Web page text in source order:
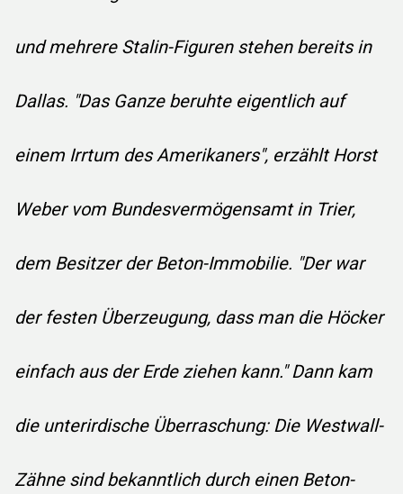
WEGEKREUZE
WESTWALL STORY
TOURISMUS
und mehrere Stalin-Figuren stehen bereits in
Dallas. "Das Ganze beruhte eigentlich auf
einem Irrtum des Amerikaners", erzählt Horst
Weber vom Bundesvermögensamt in Trier,
dem Besitzer der Beton-Immobilie. "Der war
der festen Überzeugung, dass man die Höcker
einfach aus der Erde ziehen kann." Dann kam
die unterirdische Überraschung: Die Westwall-
Zähne sind bekanntlich durch einen Beton-